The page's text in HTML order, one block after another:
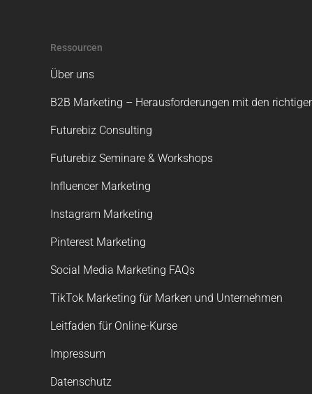
Ressourcen
Über uns
B2B Marketing – Herausforderungen mit den
Futurebiz Consulting
Futurebiz Seminare & Workshops
Influencer Marketing
Instagram Marketing
Pinterest Marketing
Social Media Marketing FAQs
TikTok Marketing für Marken und Unternehmen
Leitfaden für Online-Kurse
Impressum
Datenschutz